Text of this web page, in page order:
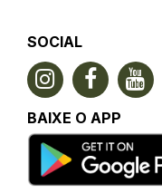
SOCIAL
BAIXE O APP